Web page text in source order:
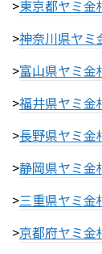
>東京都ヤミ金
>神奈川県ヤミ
>富山県ヤミ金
>福井県ヤミ金
>長野県ヤミ金
>静岡県ヤミ金
>三重県ヤミ金
>京都府ヤミ金